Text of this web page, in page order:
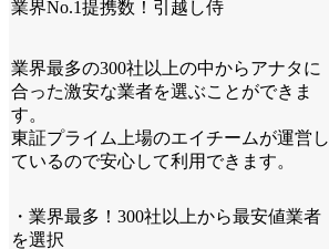
業界No.1提携数！引越し侍
業界最多の300社以上の中からアナタに
合った激安な業者を選ぶことができま
す。
東証プライム上場のエイチームが運営し
ているので安心して利用できます。
・業界最多！300社以上から最安値業者
を選択